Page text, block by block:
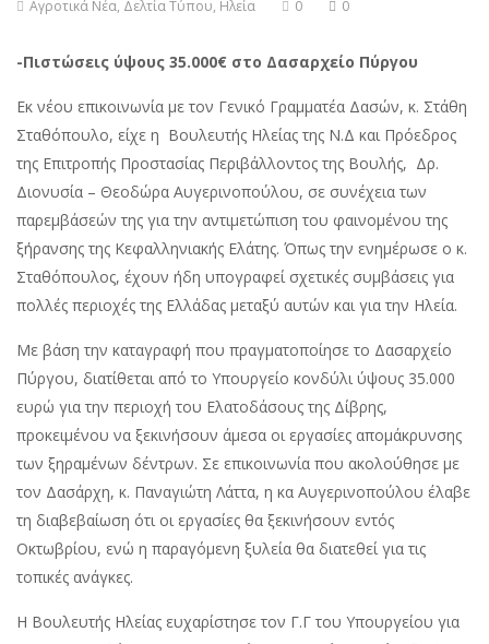
Αγροτικά Νέα, Δελτία Τύπου, Ηλεία 0 0
-Πιστώσεις ύψους 35.000€ στο Δασαρχείο Πύργου
Εκ νέου επικοινωνία με τον Γενικό Γραμματέα Δασών, κ. Στάθη
Σταθόπουλο, είχε η Βουλευτής Ηλείας της Ν.Δ και Πρόεδρος
της Επιτροπής Προστασίας Περιβάλλοντος της Βουλής, Δρ.
Διονυσία – Θεοδώρα Αυγερινοπούλου, σε συνέχεια των
παρεμβάσεών της για την αντιμετώπιση του φαινομένου της
ξήρανσης της Κεφαλληνιακής Ελάτης. Όπως την ενημέρωσε ο κ.
Σταθόπουλος, έχουν ήδη υπογραφεί σχετικές συμβάσεις για
πολλές περιοχές της Ελλάδας μεταξύ αυτών και για την Ηλεία.
Με βάση την καταγραφή που πραγματοποίησε το Δασαρχείο
Πύργου, διατίθεται από το Υπουργείο κονδύλι ύψους 35.000
ευρώ για την περιοχή του Ελατοδάσους της Δίβρης,
προκειμένου να ξεκινήσουν άμεσα οι εργασίες απομάκρυνσης
των ξηραμένων δέντρων. Σε επικοινωνία που ακολούθησε με
τον Δασάρχη, κ. Παναγιώτη Λάττα, η κα Αυγερινοπούλου έλαβε
τη διαβεβαίωση ότι οι εργασίες θα ξεκινήσουν εντός
Οκτωβρίου, ενώ η παραγόμενη ξυλεία θα διατεθεί για τις
τοπικές ανάγκες.
Η Βουλευτής Ηλείας ευχαρίστησε τον Γ.Γ του Υπουργείου για